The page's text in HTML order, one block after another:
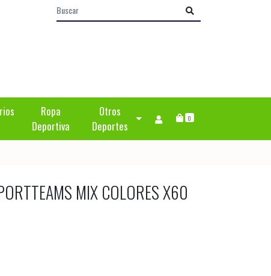
Ropa
Deportiva
Otros
Deportes
0
MIX COLORES X60